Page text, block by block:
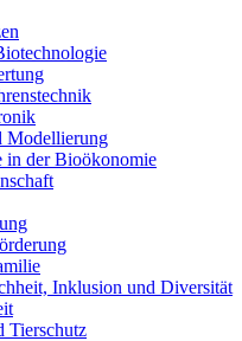
Modellierung
in der Bioökonomie
Inklusion und Diversität
Tierschutz